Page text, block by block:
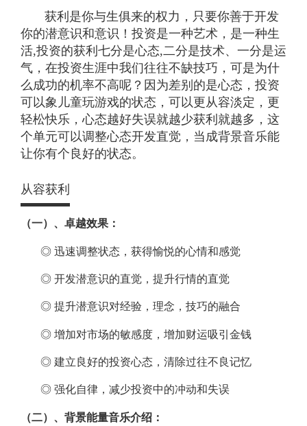
获利是你与生俱来的权力，只要你善于开发
你的潜意识和意识！投资是一种艺术，是一种生
活,投资的获利七分是心态,二分是技术、一分是运
气，在投资生涯中我们往往不缺技巧，可是为什
么成功的机率不高呢？因为差别的是心态，投资
可以象儿童玩游戏的状态，可以更从容淡定，更
轻松快乐，心态越好失误就越少获利就越多，这
个单元可以调整心态开发直觉，当成背景音乐能
让你有个良好的状态。
从容获利
（一）、卓越效果：
◎ 迅速调整状态，获得愉悦的心情和感觉
◎ 开发潜意识的直觉，提升行情的直觉
◎ 提升潜意识对经验，理念，技巧的融合
◎ 增加对市场的敏感度，增加财运吸引金钱
◎ 建立良好的投资心态，清除过往不良记忆
◎ 强化自律，减少投资中的冲动和失误
（二）、背景能量音乐介绍：